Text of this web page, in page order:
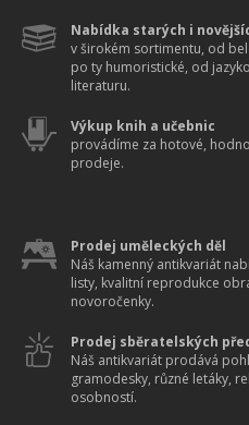
Nabídka starých i
v širokém sortimentu, od
po ty humoristické, od
literaturu.
Výkup knih a učebnic
provádíme za hotové,
prodeje.
Prodej uměleckých děl
Náš kamenný antikvariát
listy, kvalitní reprodukce
novoročenky.
Prodej sběratelských
Náš antikvariát prodává
gramodesky, různé letáky,
osobností.